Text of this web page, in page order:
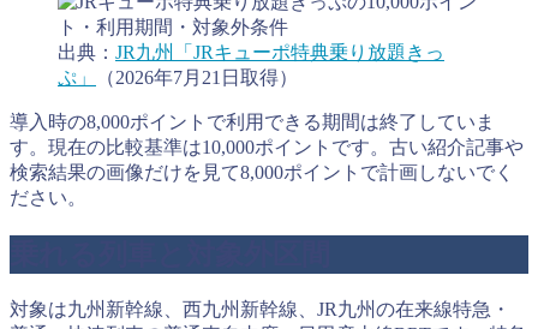
出典： JR九州「JRキューポ特典乗り放題きっ
ぷ」
（2026年7月21日取得）
導入時の8,000ポイントで利用できる期間は終了していま
す。現在の比較基準は10,000ポイントです。古い紹介記事や
検索結果の画像だけを見て8,000ポイントで計画しないでく
ださい。
対象は九州新幹線、西九州新幹線、JR九州の在来線特急・